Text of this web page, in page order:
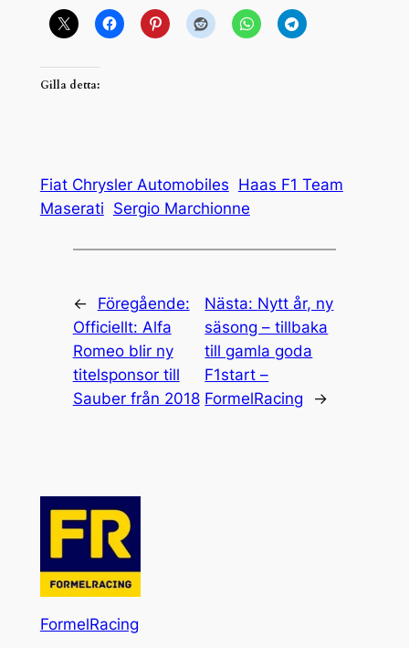
Gilla detta:
Fiat Chrysler Automobiles Haas F1 Team
Maserati Sergio Marchionne
←
Föregående:
Officiellt: Alfa
Romeo blir ny
titelsponsor till
Sauber från 2018
Nästa: Nytt år, ny
säsong – tillbaka
till gamla goda
F1start –
FormelRacing
→
FormelRacing